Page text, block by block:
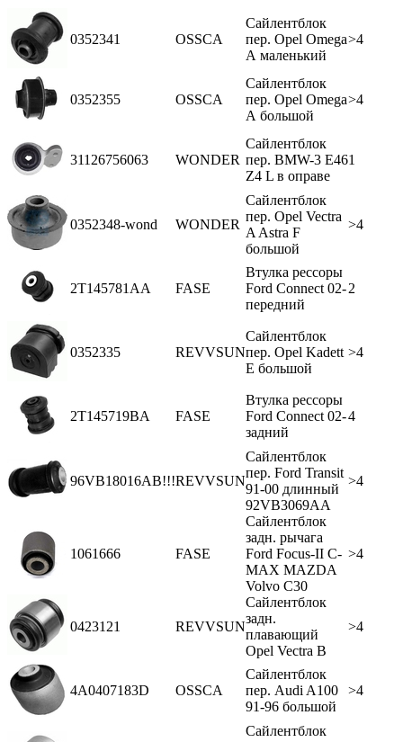
0352341 OSSCA
Сайлентблок
пер. Opel Omega
А маленький
>4
0352355 OSSCA
Сайлентблок
пер. Opel Omega
А большой
>4
31126756063 WONDER
Сайлентблок
пер. BMW-3 Е46
Z4 L в оправе
1
0352348-wond WONDER
Сайлентблок
пер. Opel Vectra
A Astra F
большой
>4
2T145781AA FASE
Втулка рессоры
Ford Connect 02-
передний
2
0352335 REVVSUN
Сайлентблок
пер. Opel Kadett
E большой
>4
2T145719BA FASE
Втулка рессоры
Ford Connect 02-
задний
4
96VB18016AB!!!REVVSUN
Сайлентблок
пер. Ford Transit
91-00 длинный
92VB3069AA
>4
1061666 FASE
Сайлентблок
задн. рычага
Ford Focus-II C-
MAX MAZDA
Volvo C30
>4
0423121 REVVSUN
Сайлентблок
задн.
плавающий
Opel Vectra В
>4
4A0407183D OSSCA
Сайлентблок
пер. Audi A100
91-96 большой
>4
Сайлентблок